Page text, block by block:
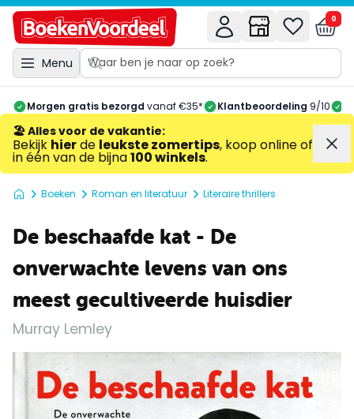
Menu
0
Morgen gratis bezorgd vanaf €35* Klantbeoordeling 9/10
🏖️ Alles voor de vakantie:
Bekijk hierde leukste zomertips, koop online of
in één van de bijna100 winkels.
Boeken Roman en literatuur Literaire thrillers
De beschaafde kat - De
onverwachte levens van ons
meest gecultiveerde huisdier
Murray Lemley